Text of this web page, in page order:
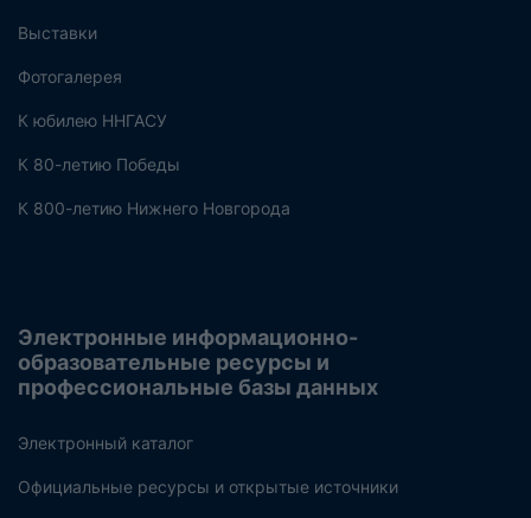
Выставки
Фотогалерея
К юбилею ННГАСУ
К 80-летию Победы
К 800-летию Нижнего Новгорода
Электронные информационно-
образовательные ресурсы и
профессиональные базы данных
Электронный каталог
Официальные ресурсы и открытые источники